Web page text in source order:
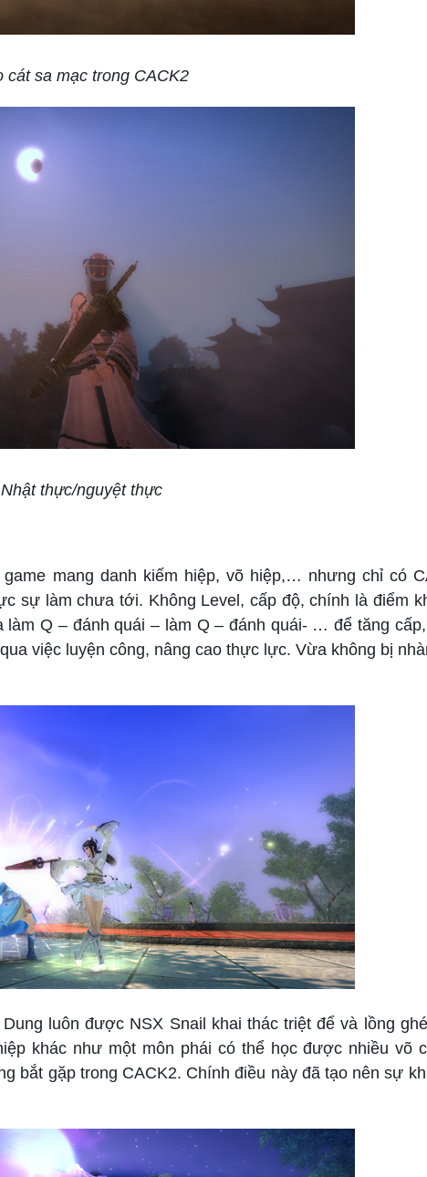
cát sa mạc trong CACK2
Nhật thực/nguyệt thực
mang danh kiếm hiệp, võ hiệp,… nhưng chỉ có
sự làm chưa tới. Không Level, cấp độ, chính là điểm
làm Q – đánh quái – làm Q – đánh quái- … để tăng
việc luyện công, nâng cao thực lực. Vừa không bị
luôn được NSX Snail khai thác triệt để và lồng
khác như một môn phái có thể học được nhiều võ
bắt gặp trong CACK2. Chính điều này đã tạo nên sự